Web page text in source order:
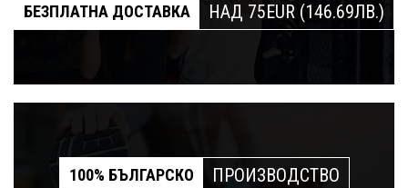
БЕЗПЛАТНА ДОСТАВКА НАД 75EUR (146.69ЛВ.)
100% БЪЛГАРСКО ПРОИЗВОДСТВО